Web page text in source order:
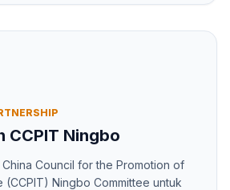
CCPIT Ningbo
Council for the Promotion of
(CCPIT) Ningbo Committee untuk